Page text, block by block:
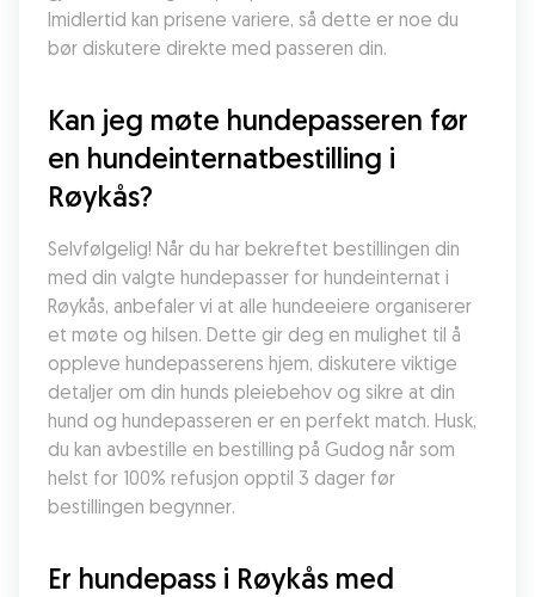
Imidlertid kan prisene variere, så dette er noe du
bør diskutere direkte med passeren din.
Kan jeg møte hundepasseren før
en hundeinternatbestilling i
Røykås?
Selvfølgelig! Når du har bekreftet bestillingen din
med din valgte hundepasser for hundeinternat i
Røykås, anbefaler vi at alle hundeeiere organiserer
et møte og hilsen. Dette gir deg en mulighet til å
oppleve hundepasserens hjem, diskutere viktige
detaljer om din hunds pleiebehov og sikre at din
hund og hundepasseren er en perfekt match. Husk,
du kan avbestille en bestilling på Gudog når som
helst for 100% refusjon opptil 3 dager før
bestillingen begynner.
Er hundepass i Røykås med